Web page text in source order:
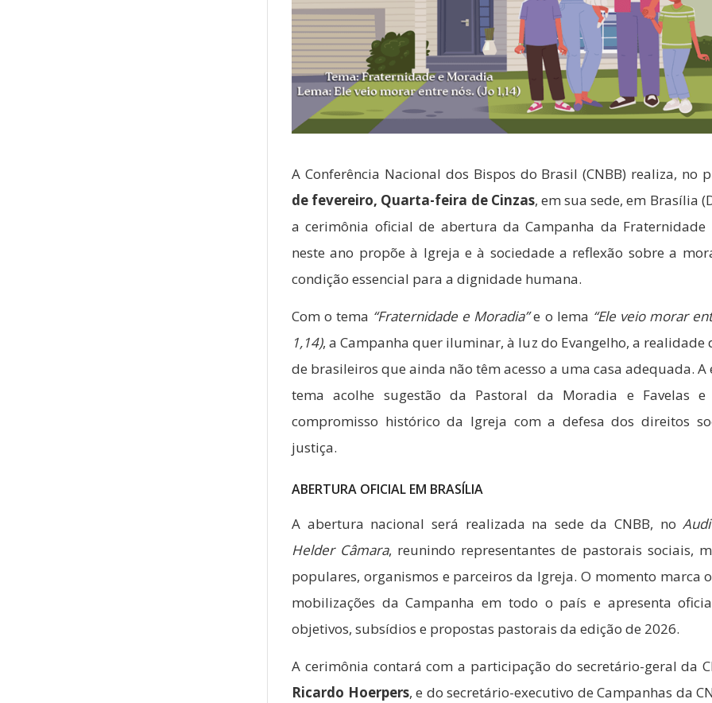
A Conferência Nacional dos Bispos do Brasil (CNBB) realiza, no
de fevereiro, Quarta-feira de Cinzas, em sua sede, em Brasília
a cerimônia oficial de abertura da Campanha da Fraternidade
neste ano propõe à Igreja e à sociedade a reflexão sobre a
condição essencial para a dignidade humana.
Com o tema “Fraternidade e Moradia”e o lema “Ele veio morar
1,14), a Campanha quer iluminar, à luz do Evangelho, a realidade
de brasileiros que ainda não têm acesso a uma casa adequada. A
tema acolhe sugestão da Pastoral da Moradia e Favelas
compromisso histórico da Igreja com a defesa dos direitos
justiça.
ABERTURA OFICIAL EM BRASÍLIA
A abertura nacional será realizada na sede da CNBB, no
Helder Câmara, reunindo representantes de pastorais sociais,
populares, organismos e parceiros da Igreja. O momento marca
mobilizações da Campanha em todo o país e apresenta
objetivos, subsídios e propostas pastorais da edição de 2026.
A cerimônia contará com a participação do secretário-geral da
Ricardo Hoerpers, e do secretário-executivo de Campanhas da